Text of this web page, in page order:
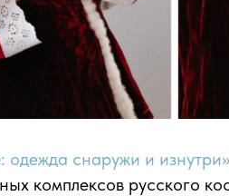
снаружи и изнутри»
комплексов русского